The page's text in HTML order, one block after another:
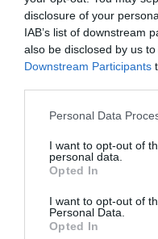
disclosure of your
IAB’s list of downstream
also be disclosed by us
Downstream Participants
Personal Data
I want to opt-out of
personal data.
Opted In
I want to opt-out of
Personal Data.
Opted In